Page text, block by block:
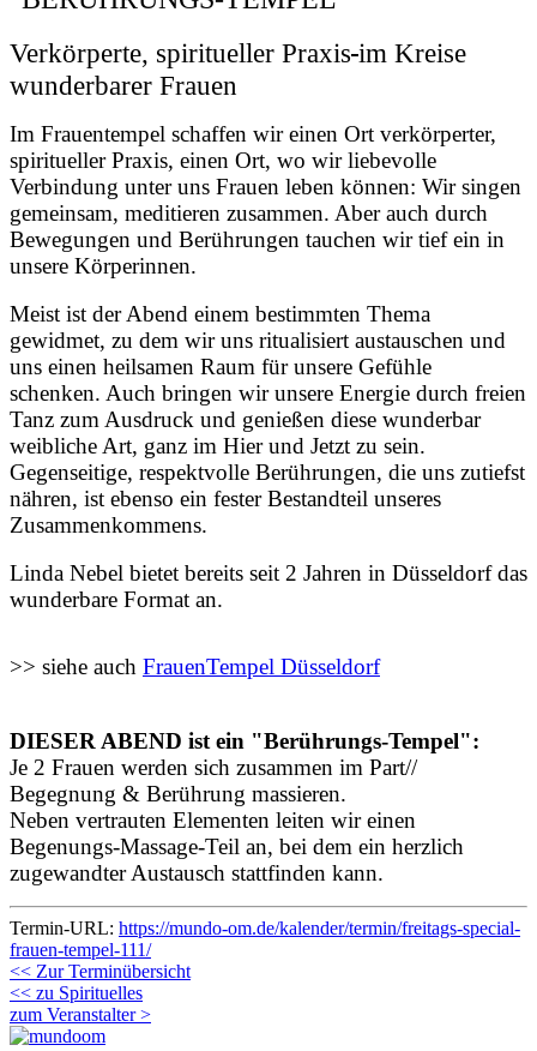
Verkörperte, spiritueller Praxis im Kreise
wunderbarer Frauen
Im Frauentempel schaffen wir einen Ort verkörperter,
spiritueller Praxis, einen Ort, wo wir liebevolle
Verbindung unter uns Frauen leben können: Wir singen
gemeinsam, meditieren zusammen. Aber auch durch
Bewegungen und Berührungen tauchen wir tief ein in
unsere Körperinnen.
Meist ist der Abend einem bestimmten Thema
gewidmet, zu dem wir uns ritualisiert austauschen und
uns einen heilsamen Raum für unsere Gefühle
schenken. Auch bringen wir unsere Energie durch freien
Tanz zum Ausdruck und genießen diese wunderbar
weibliche Art, ganz im Hier und Jetzt zu sein.
Gegenseitige, respektvolle Berührungen, die uns zutiefst
nähren, ist ebenso ein fester Bestandteil unseres
Zusammenkommens.
Linda Nebel bietet bereits seit 2 Jahren in Düsseldorf das
wunderbare Format an.
>> siehe auch FrauenTempel Düsseldorf
DIESER ABEND ist ein "Berührungs-Tempel":
Je 2 Frauen werden sich zusammen im Part//
Begegnung & Berührung massieren.
Neben vertrauten Elementen leiten wir einen
Begenungs-Massage-Teil an, bei dem ein herzlich
zugewandter Austausch stattfinden kann.
Termin-URL: https://mundo-om.de/kalender/termin/freitags-special-
frauen-tempel-111/
<< Zur Terminübersicht
<< zu Spirituelles
zum Veranstalter >